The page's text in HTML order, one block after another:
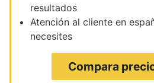
resultados
Atención al cliente en
necesites
Compara